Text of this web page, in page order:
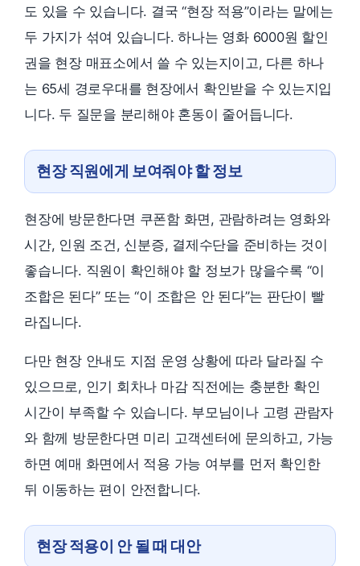
도 있을 수 있습니다. 결국 “현장 적용”이라는 말에는
두 가지가 섞여 있습니다. 하나는 영화 6000원 할인
권을 현장 매표소에서 쓸 수 있는지이고, 다른 하나
는 65세 경로우대를 현장에서 확인받을 수 있는지입
니다. 두 질문을 분리해야 혼동이 줄어듭니다.
현장 직원에게 보여줘야 할 정보
현장에 방문한다면 쿠폰함 화면, 관람하려는 영화와
시간, 인원 조건, 신분증, 결제수단을 준비하는 것이
좋습니다. 직원이 확인해야 할 정보가 많을수록 “이
조합은 된다” 또는 “이 조합은 안 된다”는 판단이 빨
라집니다.
다만 현장 안내도 지점 운영 상황에 따라 달라질 수
있으므로, 인기 회차나 마감 직전에는 충분한 확인
시간이 부족할 수 있습니다. 부모님이나 고령 관람자
와 함께 방문한다면 미리 고객센터에 문의하고, 가능
하면 예매 화면에서 적용 가능 여부를 먼저 확인한
뒤 이동하는 편이 안전합니다.
현장 적용이 안 될 때 대안